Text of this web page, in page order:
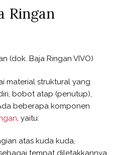
Ringan
(dok. Baja Ringan VIVO)
material struktural yang
bobot atap (penutup),
beberapa komponen
, yaitu:
atas kuda kuda,
tempat diletakkannya